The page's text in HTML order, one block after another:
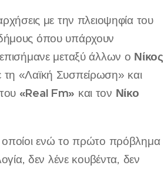
με την πλειοψηφία του
δήμους όπου υπάρχουν
μεταξύ άλλων ο Νίκος
«Λαϊκή Συσπείρωση» και
«Real Fm» και τον Νίκο
ενώ το πρώτο πρόβλημα
δεν λένε κουβέντα, δεν